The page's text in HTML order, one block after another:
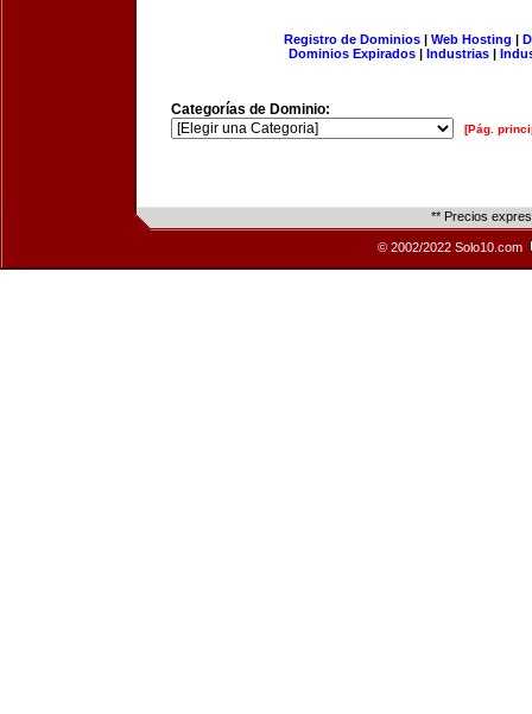
Registro de Dominios| Web Hosting |
Dominios Expirados | Industrias |
Categorías de Dominio:
[Pág.
** Precios
© 2002/2022 Solo10.com